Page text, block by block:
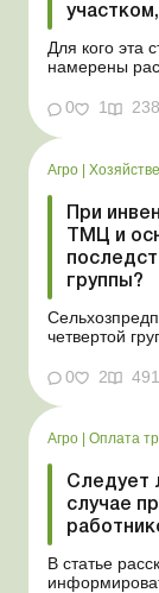
Для кого эта
намерены
согласию.
перед
0 1 238
Агро |
При
ТМЦ и
группы?
четвертой
продукции
основных
излишки при
0 2 491
Агро | Оплата
Следует
случае
В статье